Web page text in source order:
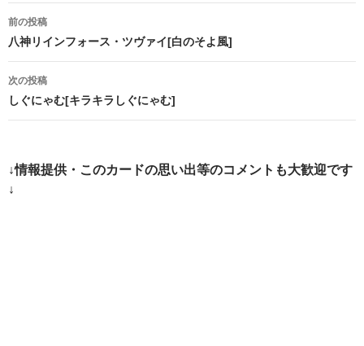
投
稿
ナ
ビ
ー
シ
前の投稿
八神リインフォース・ツヴァイ[白のそよ風]
次の投稿
しぐにゃむ[キラキラしぐにゃむ]
↓情報提供・このカードの思い出等のコメントも大歓迎です
↓